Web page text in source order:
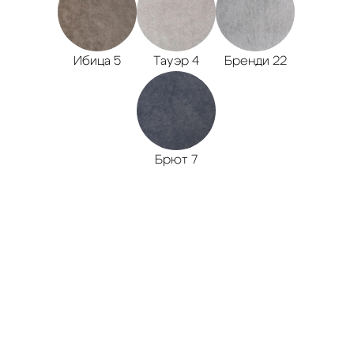
Ибица 5 Тауэр 4 Бренди 22
Брют 7